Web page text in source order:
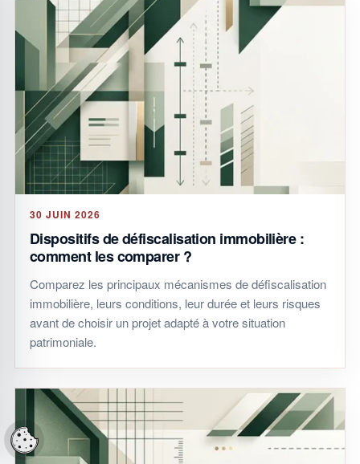
30 JUIN 2026
Dispositifs de défiscalisation immobilière :
comment les comparer ?
Comparez les principaux mécanismes de défiscalisation
immobilière, leurs conditions, leur durée et leurs risques
avant de choisir un projet adapté à votre situation
patrimoniale.
Réglages cookies